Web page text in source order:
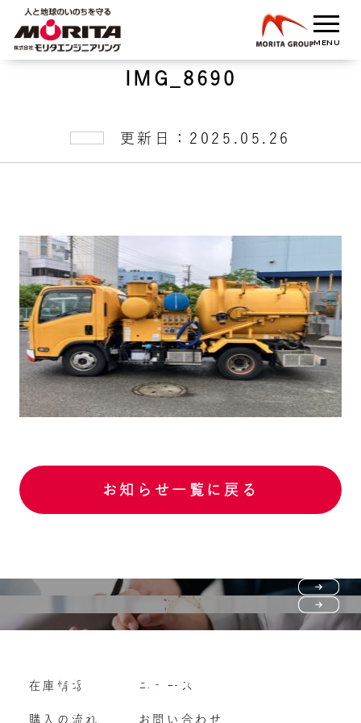
IMG_8690
更新日：2025.05.26
お知らせ一覧に戻る
購入の流れ
よくいただくご質問
Vehicle purchase
車両買い取り
在庫情報
購入の流れ
ニュース
お問い合わせ